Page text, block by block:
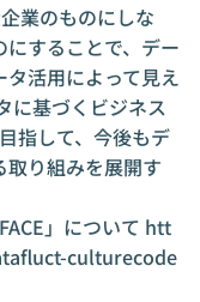
業のものにしな
することで、デー
活用によって見え
に基づくビジネス
指して、今後もデ
り組みを展開す
」について htt
culturecode